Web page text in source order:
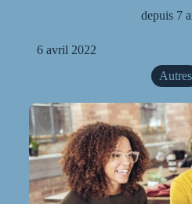
depuis 7
6 avril 2022
Autres